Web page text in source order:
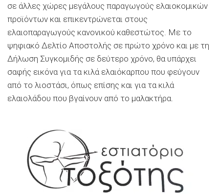
σε άλλες χώρες µεγάλους παραγωγούς ελαιοκοµικών
προϊόντων και επικεντρώνεται στους
ελαιοπαραγωγούς κανονικού καθεστώτος. Με το
ψηφιακό ∆ελτίο Αποστολής σε πρώτο χρόνο και µε τη
∆ήλωση Συγκοµιδής σε δεύτερο χρόνο, θα υπάρχει
σαφής εικόνα για τα κιλά ελαιόκαρπου που φεύγουν
από το λιοστάσι, όπως επίσης και για τα κιλά
ελαιολάδου που βγαίνουν από το µαλακτήρα.